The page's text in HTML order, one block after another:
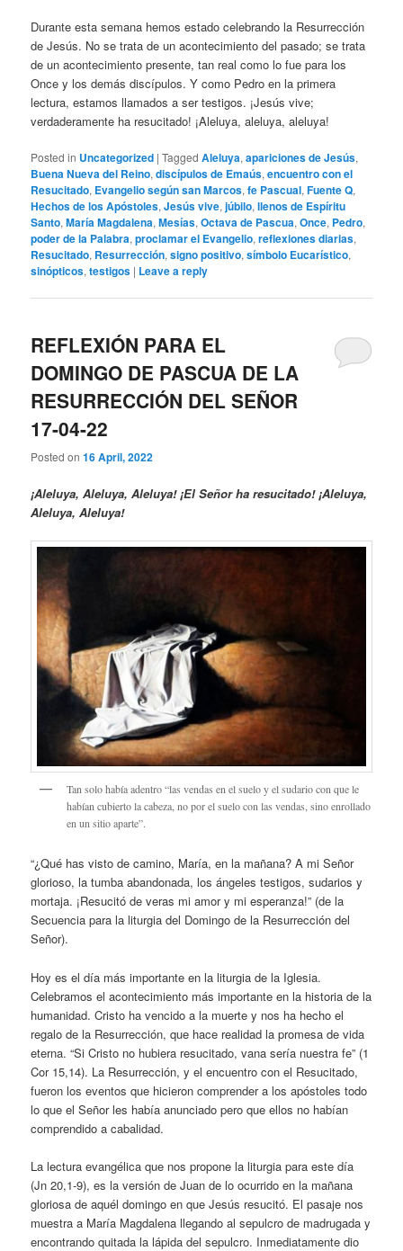
Durante esta semana hemos estado celebrando la Resurrección
de Jesús. No se trata de un acontecimiento del pasado; se trata
de un acontecimiento presente, tan real como lo fue para los
Once y los demás discípulos. Y como Pedro en la primera
lectura, estamos llamados a ser testigos. ¡Jesús vive;
verdaderamente ha resucitado! ¡Aleluya, aleluya, aleluya!
Posted in Uncategorized |Tagged Aleluya,apariciones de Jesús,
Buena Nueva del Reino,discípulos de Emaús,encuentro con el
Resucitado, Evangelio según san Marcos,fe Pascual,Fuente Q,
Hechos de los Apóstoles,Jesús vive,júbilo,llenos de Espíritu
Santo,María Magdalena,Mesías,Octava de Pascua,Once, Pedro,
poder de la Palabra,proclamar el Evangelio,reflexiones diarias,
Resucitado, Resurrección,signo positivo,símbolo Eucarístico,
sinópticos,testigos | Leave a reply
REFLEXIÓN PARA EL
DOMINGO DE PASCUA DE LA
RESURRECCIÓN DEL SEÑOR
17-04-22
Posted on16 April, 2022
¡Aleluya, Aleluya, Aleluya! ¡El Señor ha resucitado! ¡Aleluya,
Aleluya, Aleluya!
Tan solo había adentro “las vendas en el suelo y el sudario con que le
habían cubierto la cabeza, no por el suelo con las vendas, sino enrollado
en un sitio aparte”.
“¿Qué has visto de camino, María, en la mañana? A mi Señor
glorioso, la tumba abandonada, los ángeles testigos, sudarios y
mortaja. ¡Resucitó de veras mi amor y mi esperanza!” (de la
Secuencia para la liturgia del Domingo de la Resurrección del
Señor).
Hoy es el día más importante en la liturgia de la Iglesia.
Celebramos el acontecimiento más importante en la historia de la
humanidad. Cristo ha vencido a la muerte y nos ha hecho el
regalo de la Resurrección, que hace realidad la promesa de vida
eterna. “Si Cristo no hubiera resucitado, vana sería nuestra fe” (1
Cor 15,14). La Resurrección, y el encuentro con el Resucitado,
fueron los eventos que hicieron comprender a los apóstoles todo
lo que el Señor les había anunciado pero que ellos no habían
comprendido a cabalidad.
La lectura evangélica que nos propone la liturgia para este día
(Jn 20,1-9), es la versión de Juan de lo ocurrido en la mañana
gloriosa de aquél domingo en que Jesús resucitó. El pasaje nos
muestra a María Magdalena llegando al sepulcro de madrugada y
encontrando quitada la lápida del sepulcro. Inmediatamente dio